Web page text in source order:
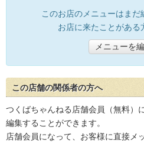
このお店のメニューはまだ
お店に来たことがある
メニューを
この店舗の関係者の方へ
つくばちゃんねる店舗会員（無料）
編集することができます。
店舗会員になって、お客様に直接メ